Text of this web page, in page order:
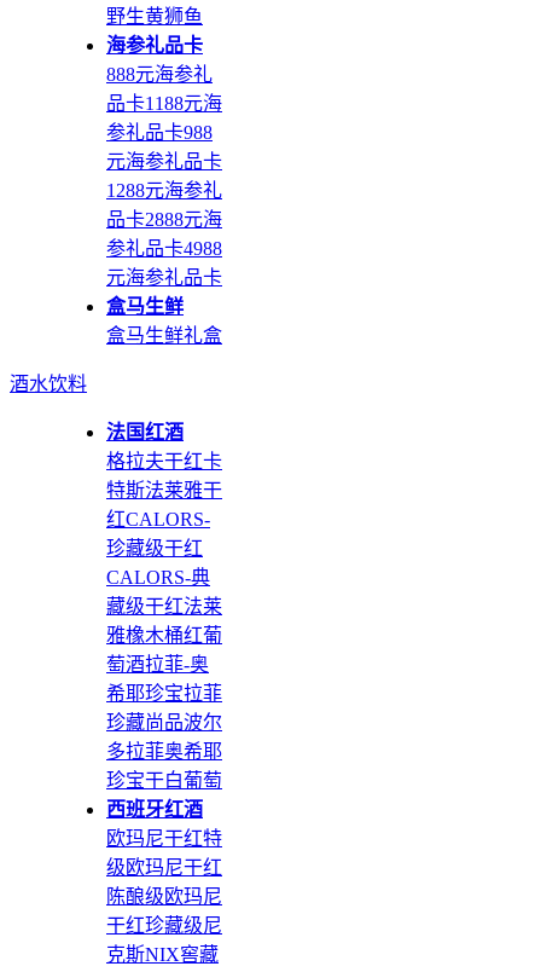
野生黄狮鱼
海参礼品卡
888元海参礼
品卡1188元海
参礼品卡988
元海参礼品卡
1288元海参礼
品卡2888元海
参礼品卡4988
元海参礼品卡
盒马生鲜
盒马生鲜礼盒
酒水饮料
法国红酒
格拉夫干红卡
特斯法莱雅干
红CALORS-
珍藏级干红
CALORS-典
藏级干红法莱
雅橡木桶红葡
萄酒拉菲-奥
希耶珍宝拉菲
珍藏尚品波尔
多拉菲奥希耶
珍宝干白葡萄
西班牙红酒
欧玛尼干红特
级欧玛尼干红
陈酿级欧玛尼
干红珍藏级尼
克斯NIX窖藏